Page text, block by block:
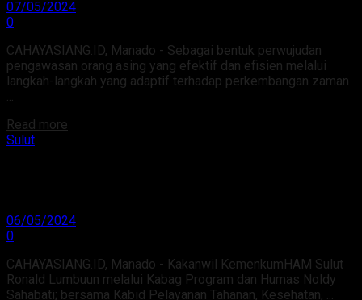
07/05/2024
0
CAHAYASIANG.ID, Manado - Sebagai bentuk perwujudan
pengawasan orang asing yang efektif dan efisien melalui
langkah-langkah yang adaptif terhadap perkembangan zaman
Read more
Sulut
06/05/2024
0
CAHAYASIANG.ID, Manado - Kakanwil KemenkumHAM Sulut
Ronald Lumbuun melalui Kabag Program dan Humas Noldy
Sahabati; bersama Kabid Pelayanan Tahanan, Kesehatan, ...